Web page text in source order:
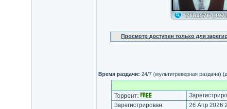
Просмотр доступен только для
Время раздачи: 24/7 (мультитрекерная раздача)
Торрент:
Зарегистрирован:
26 Апр 2026